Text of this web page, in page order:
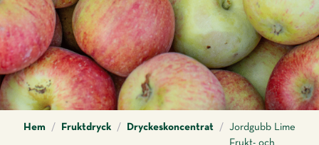
Hem / Fruktdryck / Dryckeskoncentrat / Jordgubb Lime
Frukt- och